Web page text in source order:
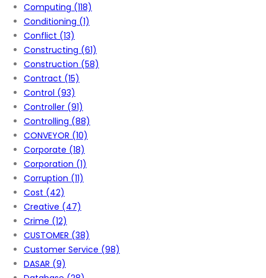
Computing (118)
Conditioning (1)
Conflict (13)
Constructing (61)
Construction (58)
Contract (15)
Control (93)
Controller (91)
Controlling (88)
CONVEYOR (10)
Corporate (18)
Corporation (1)
Corruption (11)
Cost (42)
Creative (47)
Crime (12)
CUSTOMER (38)
Customer Service (98)
DASAR (9)